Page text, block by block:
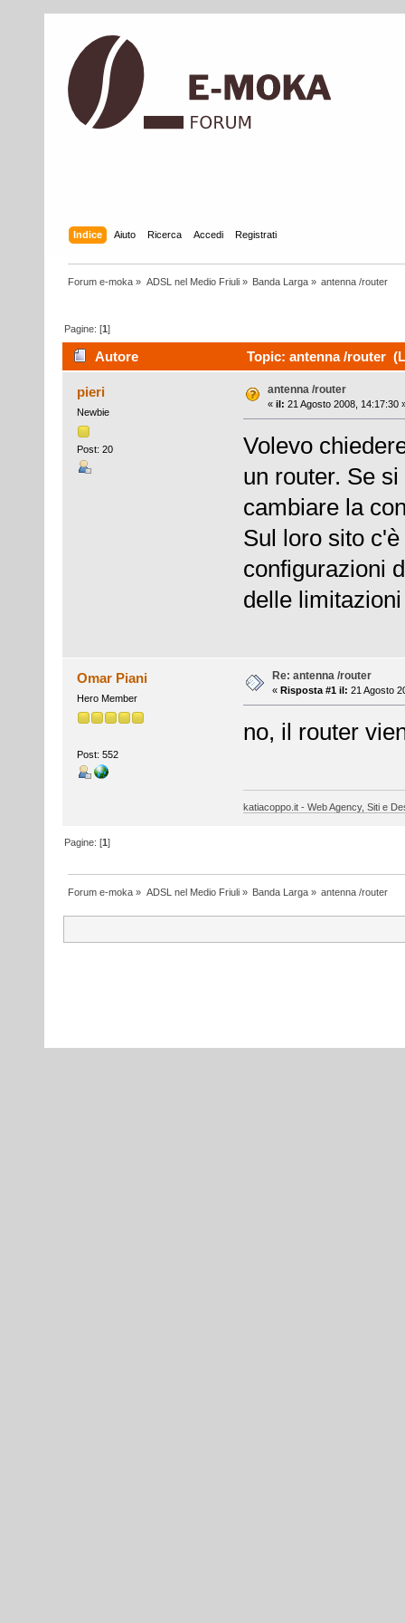
Indice Aiuto Ricerca Accedi Registrati
Forum e-moka » ADSL nel Medio Friuli» Banda Larga» antenna /router
Pagine: [1]
Autore Topic: antenna /router
pieri
Newbie
Post: 20
antenna /router
« il: 21 Agosto 2008, 14:17:30
Volevo
un router. Se
cambiare la
Sul loro sito
configurazioni
delle
Omar Piani
Hero Member
Post: 552
Re: antenna /router
« Risposta #1 il: 21 Agosto
no, il router
katiacoppo.it - Web Agency, Siti e
Pagine: [1]
Forum e-moka » ADSL nel Medio Friuli» Banda Larga» antenna /router